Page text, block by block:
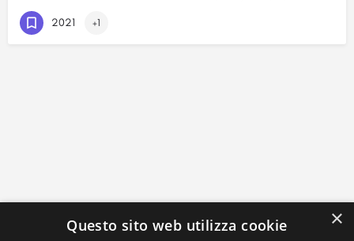
2021 +1
×
Questo sito web utilizza cookie